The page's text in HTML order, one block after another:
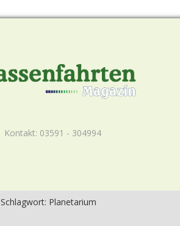
Kontakt: 03591 - 304994
Schlagwort: Planetarium